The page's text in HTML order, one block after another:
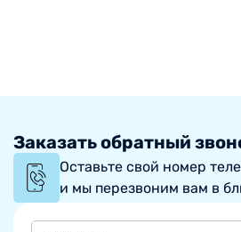
Заказать обратный
Оставьте свой номер
и мы перезвоним вам в